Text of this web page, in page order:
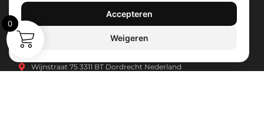
Account
Cookiebeleid
Wijnstraat 75 3311 BT Dordrecht Nederland
Accepteren
Weigeren
0